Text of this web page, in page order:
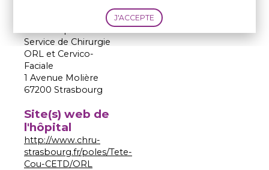
Strasbourg – Hôpital
Service de Chirurgie
ORL et Cervico-
Faciale
1 Avenue Molière
67200 Strasbourg
Site(s) web de
l'hôpital
http://www.chru-
strasbourg.fr/poles/Tete-
Cou-CETD/ORL